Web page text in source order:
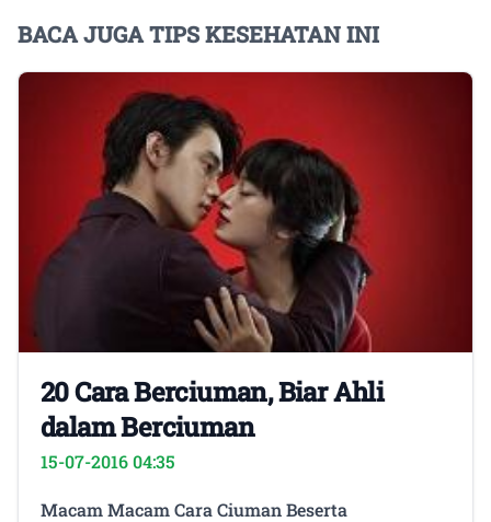
BACA JUGA TIPS KESEHATAN INI
20 Cara Berciuman, Biar Ahli
dalam Berciuman
15-07-2016 04:35
Macam Macam Cara Ciuman Beserta